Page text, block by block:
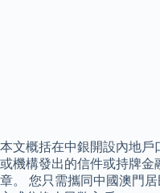
本文概括在中銀開設內地戶
或機構發出的信件或持牌
章。 您只需攜同中國澳門